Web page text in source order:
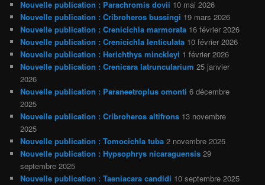
Nouvelle publication : Parachromis dovii 10 mai 2026
Nouvelle publication : Cribroheros bussingi 19 mars 2026
Nouvelle publication : Crenicichla marmorata 16 février 2026
Nouvelle publication : Crenicichla lenticulata 10 février 2026
Nouvelle publication : Herichthys minckleyi 1 février 2026
Nouvelle publication : Crenicara latruncularium 25 janvier
2026
Nouvelle publication : Paraneetroplus omonti 6 décembre
2025
Nouvelle publication : Cribroheros altifrons 13 novembre
2025
Nouvelle publication : Tomocichla tuba 2 novembre 2025
Nouvelle publication : Hypsophrys nicaraguensis 29
septembre 2025
Nouvelle publication : Taeniacara candidi 10 septembre 2025